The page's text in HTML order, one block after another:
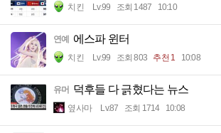
치킨 Lv.99 조회 1487 10:10
연예 에스파 윈터
치킨 Lv.99 조회 803 추천 1 10:08
유머 덕후들 다 긁혔다는 뉴스
옆사마 Lv.87 조회 1714 10:08